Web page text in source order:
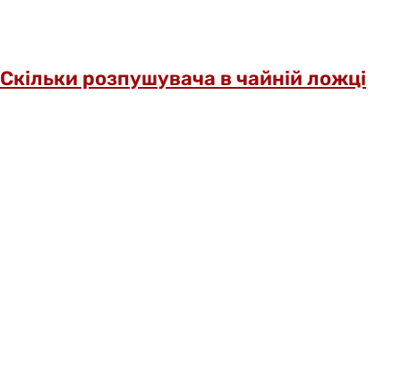
Скільки розпушувача в чайній ложці